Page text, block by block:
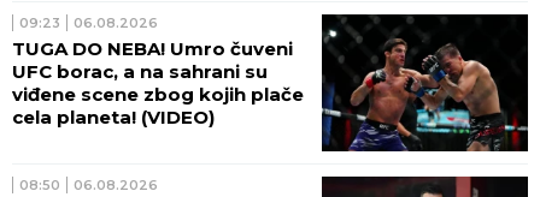
09:23 06.08.2026
TUGA DO NEBA! Umro čuveni
UFC borac, a na sahrani su
viđene scene zbog kojih plače
cela planeta! (VIDEO)
08:50 06.08.2026